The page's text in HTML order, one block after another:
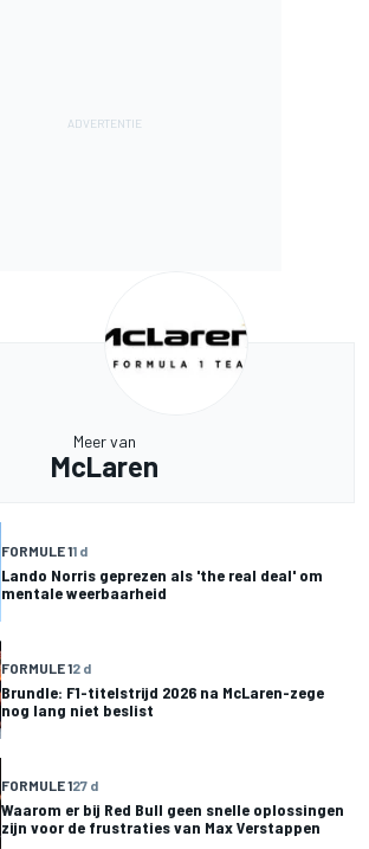
Meer van
McLaren
FORMULE 11 d
Lando Norris geprezen als 'the real deal' om
mentale weerbaarheid
FORMULE 12 d
Brundle: F1-titelstrijd 2026 na McLaren-zege
nog lang niet beslist
FORMULE 127 d
Waarom er bij Red Bull geen snelle oplossingen
zijn voor de frustraties van Max Verstappen